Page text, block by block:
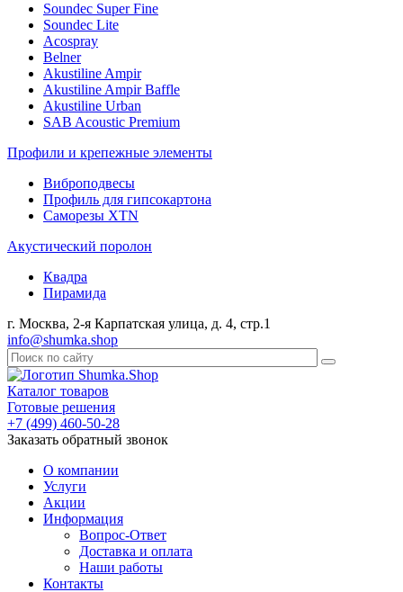
Soundec Super Fine
Soundec Lite
Acospray
Belner
Akustiline Ampir
Akustiline Ampir Baffle
Akustiline Urban
SAB Acoustic Premium
Профили и крепежные элементы
Виброподвесы
Профиль для гипсокартона
Саморезы XTN
Акустический поролон
Квадра
Пирамида
г. Москва, 2-я Карпатская улица, д. 4, стр.1
info@shumka.shop
Каталог товаров
Готовые решения
+7 (499) 460-50-28
Заказать обратный звонок
О компании
Услуги
Акции
Информация
Вопрос-Ответ
Доставка и оплата
Наши работы
Контакты